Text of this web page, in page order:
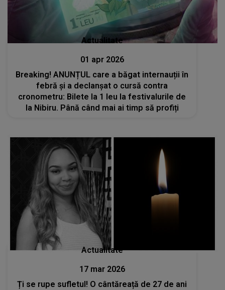
Actualitate
01 apr 2026
Breaking! ANUNȚUL care a băgat internauții în
febră și a declanșat o cursă contra
cronometru: Bilete la 1 leu la festivalurile de
la Nibiru. Până când mai ai timp să profiți
Actualitate
17 mar 2026
Ți se rupe sufletul! O cântăreață de 27 de ani